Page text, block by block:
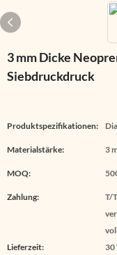
3 mm Dicke
Siebdruckdruck
Produktspezifikationen:
Materialstärke: 3
MOQ:
Zahlung:
T/
Lieferzeit:
30